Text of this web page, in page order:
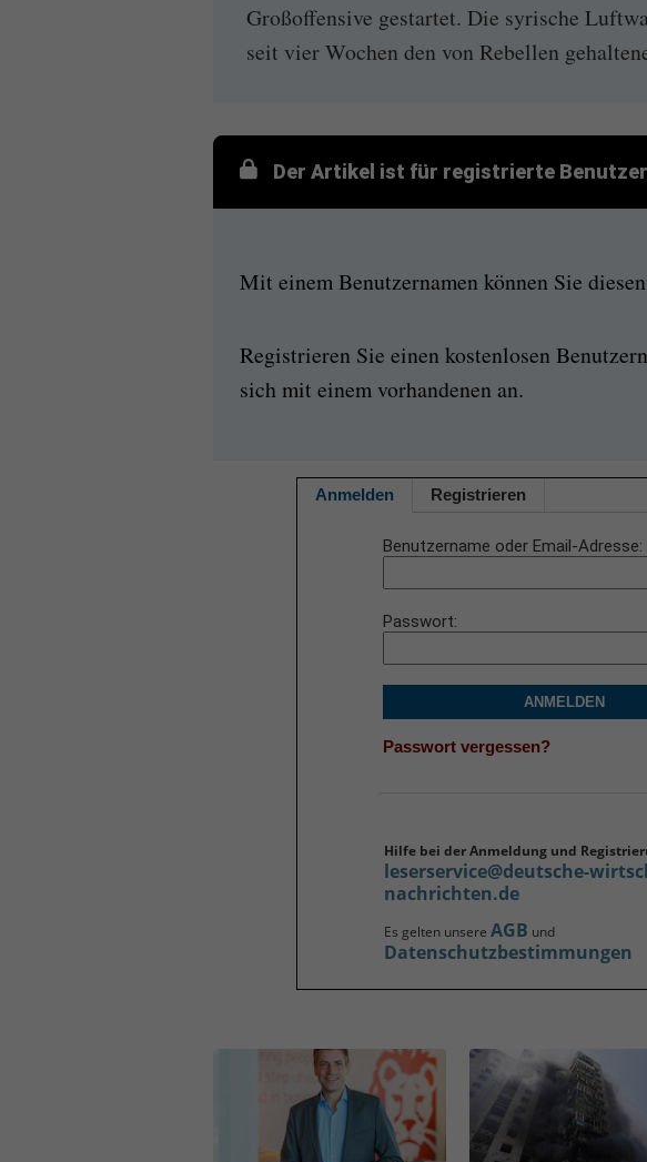
Großoffensive gestartet. Die syrische
seit vier Wochen den von Rebellen
Der Artikel ist für registrierte
Mit einem Benutzernamen können Sie
Registrieren Sie einen kostenlosen
sich mit einem vorhandenen an.
Anmelden Registrieren
Benutzername oder Email-Adresse
Passwort
ANMELDEN
Passwort vergessen?
Hilfe bei der Anmeldung und
leserservice@deutsche-
nachrichten.de
Es gelten unsere AGB und
Datenschutzbestimmungen